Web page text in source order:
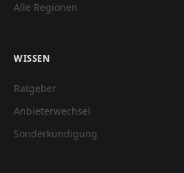
Alle Regionen
WISSEN
Ratgeber
Anbieterwechsel
Sonderkündigung